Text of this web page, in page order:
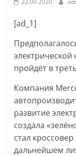
[ad_1]
пройдёт в
Компания
развитие
создала
стал
дальнейшем